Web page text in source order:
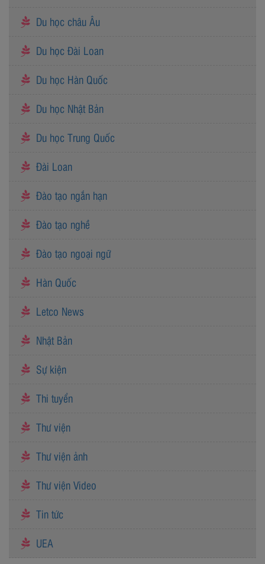
Du học châu Âu
Du học Đài Loan
Du học Hàn Quốc
Du học Nhật Bản
Du học Trung Quốc
Đài Loan
Đào tạo ngắn hạn
Đào tạo nghề
Đào tạo ngoại ngữ
Hàn Quốc
Letco News
Nhật Bản
Sự kiện
Thi tuyển
Thư viện
Thư viện ảnh
Thư viện Video
Tin tức
UEA